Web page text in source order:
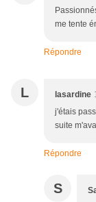
me tente
Répondre
L lasardine
j'étais
suite
Répondre
S